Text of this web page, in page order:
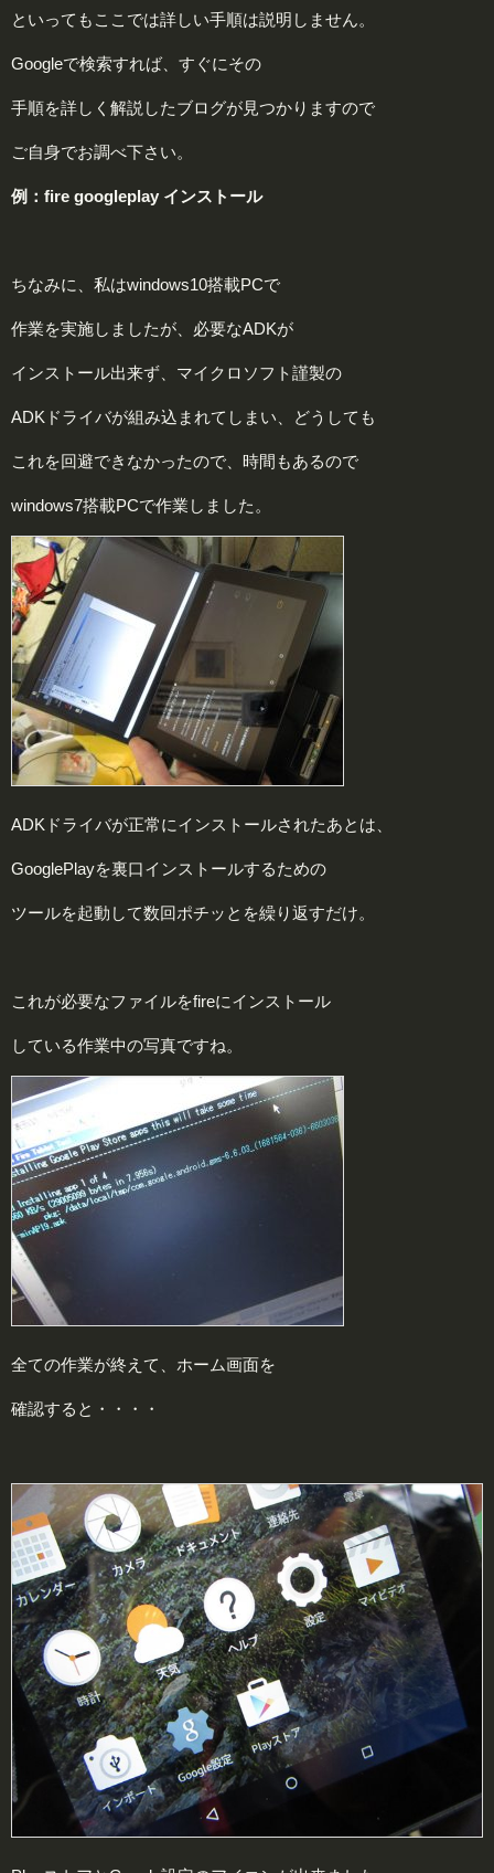
といってもここでは詳しい手順は説明しません。
Googleで検索すれば、すぐにその
手順を詳しく解説したブログが見つかりますので
ご自身でお調べ下さい。
例：fire googleplay インストール
ちなみに、私はwindows10搭載PCで
作業を実施しましたが、必要なADKが
インストール出来ず、マイクロソフト謹製の
ADKドライバが組み込まれてしまい、どうしても
これを回避できなかったので、時間もあるので
windows7搭載PCで作業しました。
ADKドライバが正常にインストールされたあとは、
GooglePlayを裏口インストールするための
ツールを起動して数回ポチッとを繰り返すだけ。
これが必要なファイルをfireにインストール
している作業中の写真ですね。
全ての作業が終えて、ホーム画面を
確認すると・・・・